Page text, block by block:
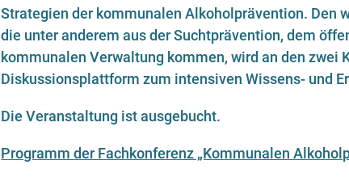
Strategien der kommunalen Alkoholprävention. Den
die unter anderem aus der Suchtprävention, dem
kommunalen Verwaltung kommen, wird an den zwei
Diskussionsplattform zum intensiven Wissens- und
Die Veranstaltung ist ausgebucht.
Programm der Fachkonferenz „Kommunalen